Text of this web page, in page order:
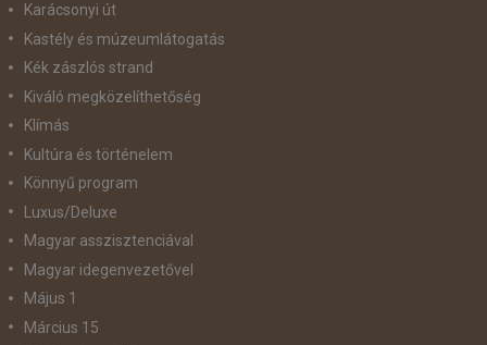
Karácsonyi út
Kastély és múzeumlátogatás
Kék zászlós strand
Kiváló megközelíthetőség
Klímás
Kultúra és történelem
Könnyű program
Luxus/Deluxe
Magyar asszisztenciával
Magyar idegenvezetővel
Május 1
Március 15